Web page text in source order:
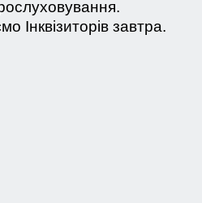
Інквізиторів завтра.